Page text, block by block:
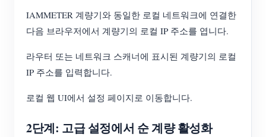
IAMMETER 계량기와 동일한 로컬 네트워크에 연결한
다음 브라우저에서 계량기의 로컬 IP 주소를 엽니다.
라우터 또는 네트워크 스캐너에 표시된 계량기의 로컬
IP 주소를 입력합니다.
로컬 웹 UI에서 설정 페이지로 이동합니다.
2단계: 고급 설정에서 순 계량 활성화